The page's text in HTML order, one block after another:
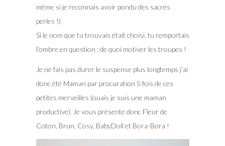
même si je reconnais avoir pondu des sacrés
perles !)
Si le nom que tu trouvais était choisi, tu remportais
l’ombre en question : de quoi motiver les troupes !
Je ne fais pas durer le suspense plus longtemps j’ai
donc été Maman par procuration 5 fois de ces
petites merveilles (ouais je suis une maman
productive). Je vous présente donc Fleur de
Coton, Brun, Cosy, BabyDoll et Bora-Bora !